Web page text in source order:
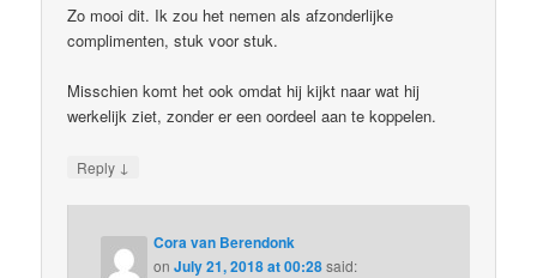
Zo mooi dit. Ik zou het nemen als afzonderlijke
complimenten, stuk voor stuk.
Misschien komt het ook omdat hij kijkt naar wat hij
werkelijk ziet, zonder er een oordeel aan te koppelen.
Reply ↓
Cora van Berendonk
onJuly 21, 2018 at 00:28said: